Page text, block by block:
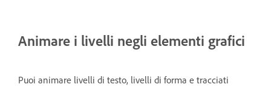
Animare i livelli negli elementi grafici
Puoi animare livelli di testo, livelli di forma e tracciati